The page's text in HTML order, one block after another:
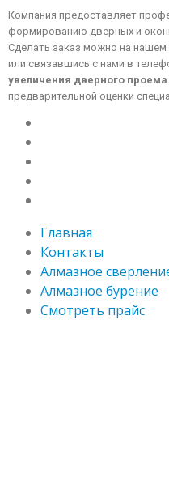
Компания предоставляет
формированию дверных и
Сделать заказ можно на нашем
или связавшись с нами в
увеличения дверного проема
предварительной оценки
Главная
Контакты
Алмазное
Алмазное бурение
Смотреть прайс